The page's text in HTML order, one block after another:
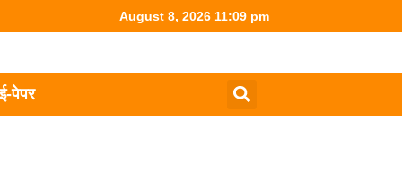
August 8, 2026 11:09 pm
पेपर